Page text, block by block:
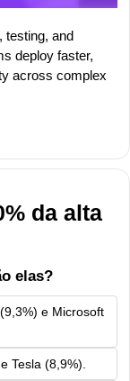
testing, and
deploy faster,
across complex
da alta
elas?
e Microsoft
Tesla (8,9%).